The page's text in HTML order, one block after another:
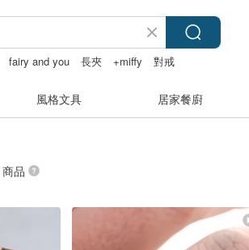
fairy and you 長夾 +miffy 對戒
風格文具 居家餐廚
商品